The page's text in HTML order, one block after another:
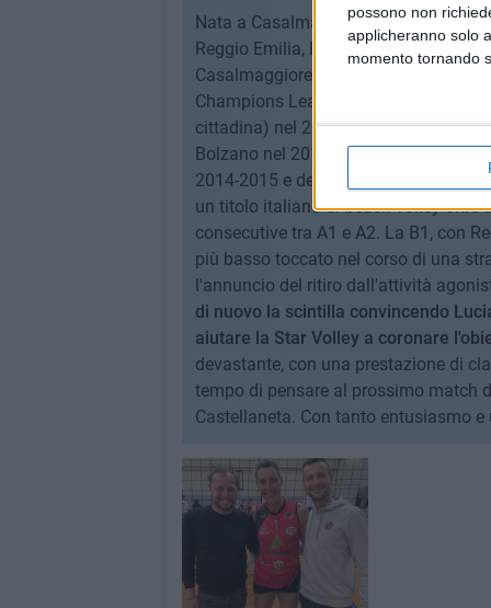
possono non
applicheranno solo
momento tornando
Nata a Casalmaggiore (Cremona) il
Reggio Emilia, Busto Arsizio,
Casalmaggiore, Bolzano, Olimpia
Champions League con Bergamo nel
cittadina) nel 2015-2016, di una
Bolzano nel 2014-2015), mvp delle
2014-2015 e delle finali di A2 nel
un titolo italiano di beach volley oltre
consecutive tra A1 e A2. La B1, con
più basso toccato nel corso di una
l'annuncio del ritiro dall'attività
di nuovo la scintilla convincendo
aiutare la Star Volley a coronare
devastante, con una prestazione di
tempo di pensare al prossimo match
Castellaneta. Con tanto entusiasmo